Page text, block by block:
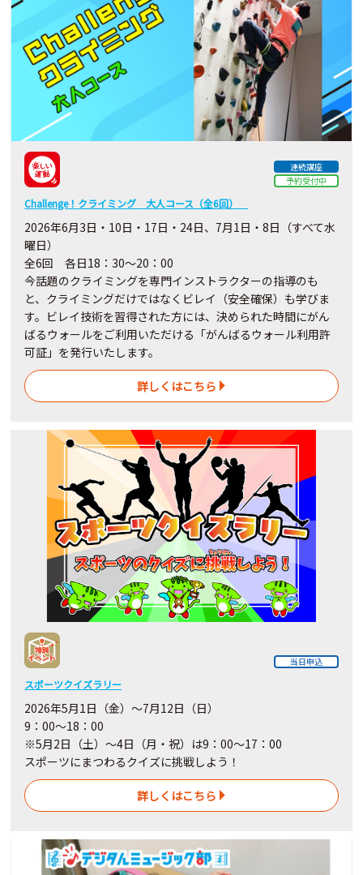
連続講座
予約受付中
Challenge！クライミング 大人コース（全6回）
2026年6月3日・10日・17日・24日、7月1日・8日（すべて水
曜日）
全6回 各日18：30～20：00
今話題のクライミングを専門インストラクターの指導のも
と、クライミングだけではなくビレイ（安全確保）も学びま
す。ビレイ技術を習得された方には、決められた時間にがん
ばるウォールをご利用いただける「がんばるウォール利用許
可証」を発行いたします。
詳しくはこちら
当日申込
スポーツクイズラリー
2026年5月1日（金）～7月12日（日）
9：00～18：00
※5月2日（土）～4日 （月・祝） は9：00～17：00
スポーツにまつわるクイズに挑戦しよう！
詳しくはこちら